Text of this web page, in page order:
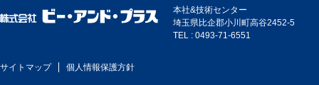
本社&技術センター
埼玉県比企郡小川町高谷2452-5
TEL : 0493-71-6551
サイトマップ 個人情報保護方針